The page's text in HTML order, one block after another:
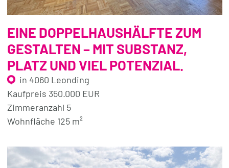
EINE DOPPELHAUSHÄLFTE ZUM
GESTALTEN – MIT SUBSTANZ,
PLATZ UND VIEL POTENZIAL.
in 4060 Leonding
Kaufpreis 350.000 EUR
Zimmeranzahl 5
Wohnfläche 125 m²